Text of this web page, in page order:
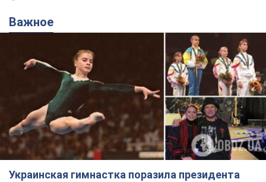
Важное
Украинская гимнастка поразила президента